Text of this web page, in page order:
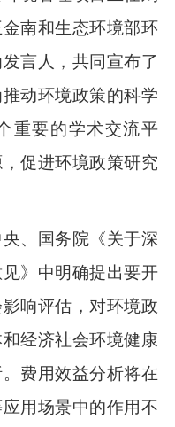
南和生态环境部环
言人，共同宣布了
动环境政策的科学
重要的学术交流平
促进环境政策研究
、国务院《关于深
》中明确提出要开
响评估，对环境政
经济社会环境健康
费用效益分析将在
用场景中的作用不